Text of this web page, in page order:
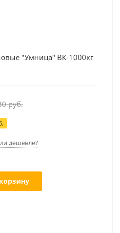
"Умница" ВК-1000кг
руб.
дешевле?